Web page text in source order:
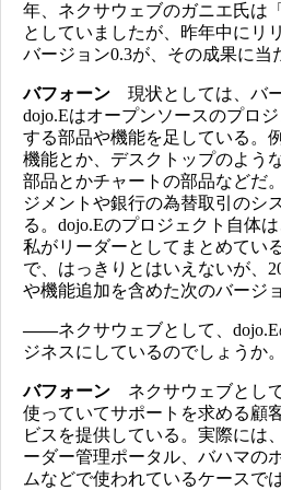
年、ネクサウェブのガニエ氏は
としていましたが、昨年中にリ
バージョン0.3が、その成果に当
バフォーン 現状としては、バ
dojo.Eはオープンソースのプロ
する部品や機能を足している。
機能とか、デスクトップのよう
部品とかチャートの部品などだ
ジメントや銀行の為替取引のシ
る。dojo.Eのプロジェクト自体
私がリーダーとしてまとめてい
で、はっきりとはいえないが、
や機能追加を含めた次のバージ
――ネクサウェブとして、
ジネスにしているのでしょうか。
バフォーン ネクサウェブとし
使っていてサポートを求める顧
ビスを提供している。実際には
ーダー管理ポータル、バハマの
ムなどで使われているケースで